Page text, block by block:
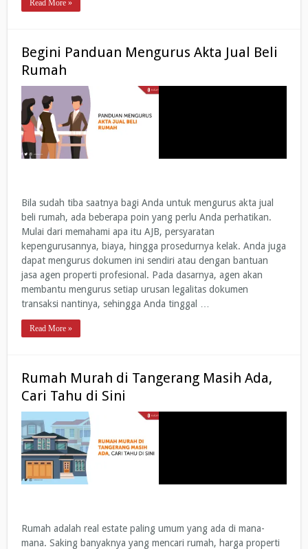
Read More »
Begini Panduan Mengurus Akta Jual Beli
Rumah
Bila sudah tiba saatnya bagi Anda untuk mengurus akta jual
beli rumah, ada beberapa poin yang perlu Anda perhatikan.
Mulai dari memahami apa itu AJB, persyaratan
kepengurusannya, biaya, hingga prosedurnya kelak. Anda juga
dapat mengurus dokumen ini sendiri atau dengan bantuan
jasa agen properti profesional. Pada dasarnya, agen akan
membantu mengurus setiap urusan legalitas dokumen
transaksi nantinya, sehingga Anda tinggal …
Read More »
Rumah Murah di Tangerang Masih Ada,
Cari Tahu di Sini
Rumah adalah real estate paling umum yang ada di mana-
mana. Saking banyaknya yang mencari rumah, harga properti